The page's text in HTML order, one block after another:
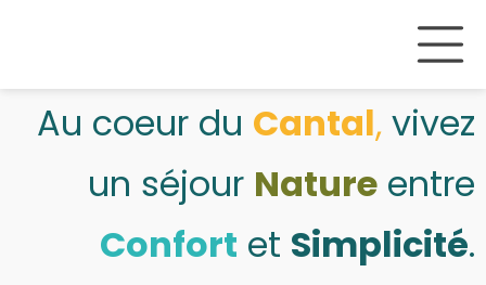
Au coeur du Cantal, vivez
un séjour Nature entre
Confort et Simplicité.